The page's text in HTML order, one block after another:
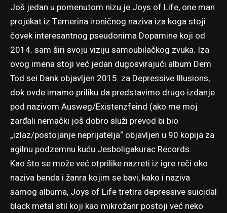
Još jedan u pomenutom nizu je Joys of Life, one man
projekat iz Temerina ironičnog naziva iza koga stoji
čovek interesantnog pseudonima Dopamine koji od
2014. sam širi svoju viziju samoubilačkog zvuka. Iza
ovog imena stoji već jedan dugosvirajući album Dem
Tod sei Dank objavljen 2015. za Depressive Illusions,
dok ovde imamo priliku da predstavimo drugo izdanje
pod nazivom Ausweg/Existenzfeind (ako me moj
zarđali nemački još dobro služi prevod bi bio
„izlaz/postojanje neprijatelja“ objavljen u 90 kopija za
agilnu podzemnu kuću Jesboligakurac Records.
Kao što se može već otprilike nazreti iz igre reči oko
naziva benda i žanra kojim se bavi, kako i naziva
samog albuma, Joys of Life tretira depressive suicidal
black metal stil koji kao mikrožanr postoji već neko